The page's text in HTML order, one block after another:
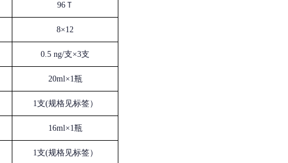
96Ｔ
8×12
0.5 ng/支×3支
20ml×1瓶
1支(规格见标签）
16ml×1瓶
1支(规格见标签）